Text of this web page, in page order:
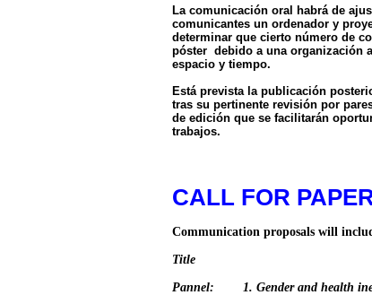
La comunicación oral habrá de
comunicantes un ordenador y
determinar que cierto número de
póster debido a una organización
espacio y tiempo.
Está prevista la publicación
tras su pertinente revisión por
de edición que se facilitarán
trabajos.
CALL FOR
Communication proposals will
Title
Pannel: 1. Gender and health